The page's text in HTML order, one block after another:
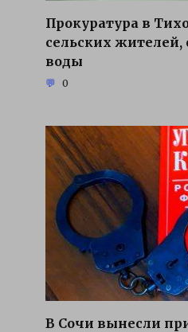
Прокуратура в
сельских жителей,
воды
0
В Сочи вынесли